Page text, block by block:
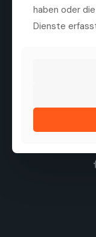
Die Medilas
haben oder
Dienste